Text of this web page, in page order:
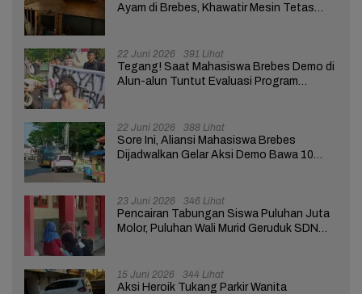
Ayam di Brebes, Khawatir Mesin Tetas
22 Juni 2026 391 Lihat
Tegang! Saat Mahasiswa Brebes Demo di
Alun-alun Tuntut Evaluasi Program
22 Juni 2026 388 Lihat
Sore Ini, Aliansi Mahasiswa Brebes
Dijadwalkan Gelar Aksi Demo Bawa 10
23 Juni 2026 346 Lihat
Pencairan Tabungan Siswa Puluhan Juta
Molor, Puluhan Wali Murid Geruduk SDN
15 Juni 2026 344 Lihat
Aksi Heroik Tukang Parkir Wanita